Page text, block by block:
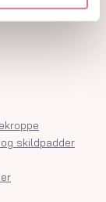
skildpadder